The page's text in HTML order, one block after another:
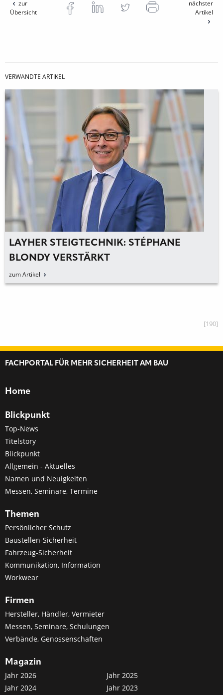
zur
Übersicht
nächster
Artikel
VERWANDTE ARTIKEL
LAYHER STEIGTECHNIK: STÉPHANE
BLONDY VERSTÄRKT
GESCHÄFTSLEITUNG DER LAYHER
STEIGTECHNIK
zum Artikel
[190]
FACHPORTAL FÜR MEHR SICHERHEIT AM BAU
Home
Blickpunkt
Top-News
Titelstory
Blickpunkt
Allgemein - Aktuelles
Namen und Neuigkeiten
Messen, Seminare, Termine
Themen
Persönlicher Schutz
Baustellen-Sicherheit
Fahrzeug-Sicherheit
Kommunikation, Information
Workwear
Firmen
Hersteller, Händler, Vermieter
Messen, Seminare, Schulungen
Verbände, Genossenschaften
Magazin
Jahr 2026
Jahr 2025
Jahr 2024
Jahr 2023